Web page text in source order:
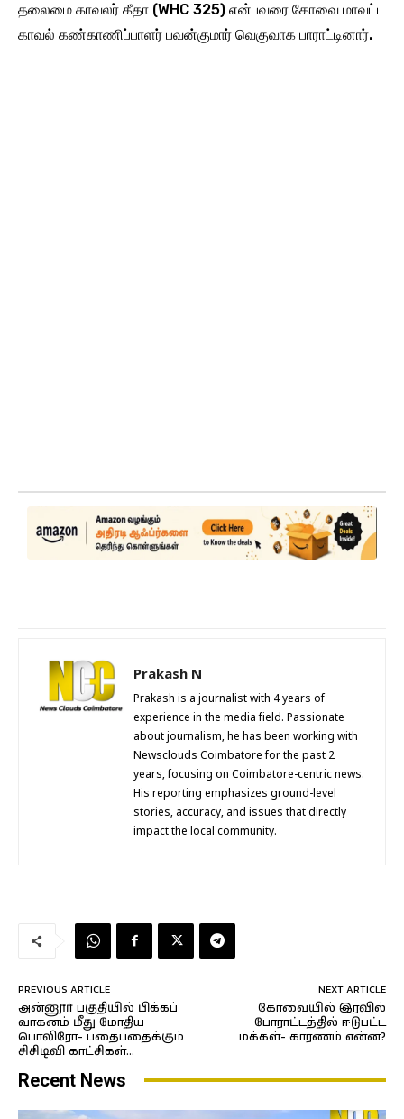
தலைமை காவலர் கீதா (WHC 325) என்பவரை கோவை மாவட்ட
காவல் கண்காணிப்பாளர் பவன்குமார் வெகுவாக பாராட்டினார்.
Prakash N
Prakash is a journalist with 4 years of
experience in the media field. Passionate
about journalism, he has been working with
Newsclouds Coimbatore for the past 2
years, focusing on Coimbatore-centric news.
His reporting emphasizes ground-level
stories, accuracy, and issues that directly
impact the local community.
PREVIOUS ARTICLE
அன்னூர் பகுதியில் பிக்கப்
வாகனம் மீது மோதிய
பொலிரோ- பதைபதைக்கும்
சிசிடிவி காட்சிகள்…
NEXT ARTICLE
கோவையில் இரவில்
போராட்டத்தில் ஈடுபட்ட
மக்கள்- காரணம் என்ன?
Recent News